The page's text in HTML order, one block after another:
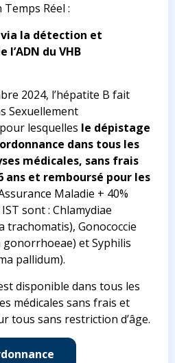
Temps Réel :
la détection et
du VHB
2024, l’hépatite B fait
Sexuellement
lesquelles le dépistage
dans tous les
médicales, sans frais
ans et remboursé pour les
Maladie + 40%
sont : Chlamydiae
trachomatis), Gonococcie
et Syphilis
pallidum).
disponible dans tous les
médicales sans frais et
tous sans restriction d’âge.